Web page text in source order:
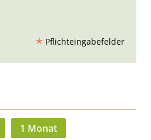
* Pflichteingabefelder
1 Monat